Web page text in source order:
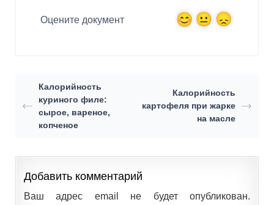
Оцените документ
Калорийность
куриного филе:
сырое, вареное,
копченое
Калорийность
картофеля при жарке
на масле
Добавить комментарий
Ваш адрес email не будет опубликован.